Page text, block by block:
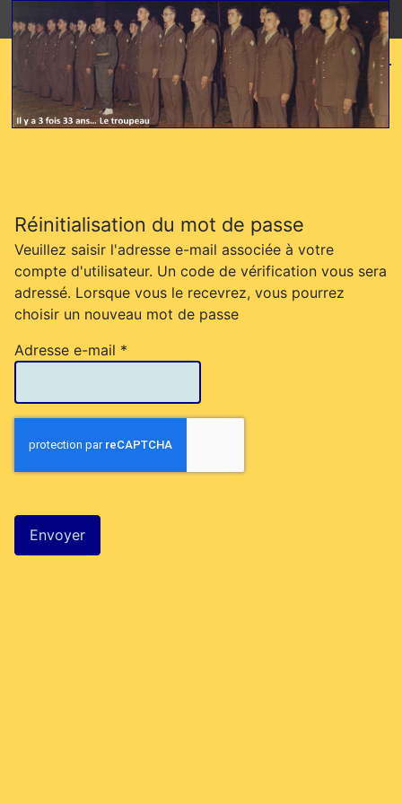
Menu Linares ≡
Réinitialisation du mot de passe
Veuillez saisir l'adresse e-mail associée à votre
compte d'utilisateur. Un code de vérification vous sera
adressé. Lorsque vous le recevrez, vous pourrez
choisir un nouveau mot de passe
Adresse e-mail *
Envoyer